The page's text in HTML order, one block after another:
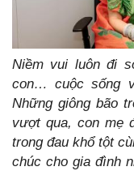
Niềm vui luôn đi
con… cuộc sống
Những giông bão
vượt qua, con mẹ
trong đau khổ tột
chúc cho gia đình